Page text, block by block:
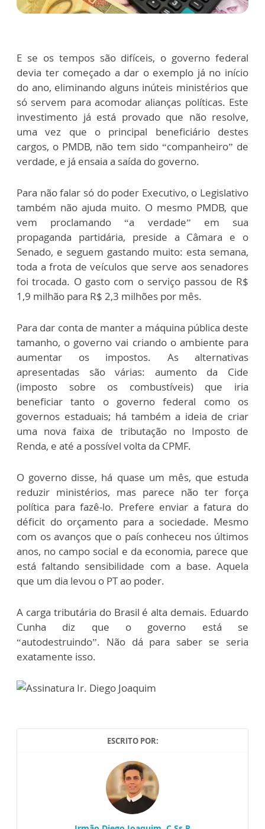
E se os tempos são difíceis, o governo federal
devia ter começado a dar o exemplo já no início
do ano, eliminando alguns inúteis ministérios que
só servem para acomodar alianças políticas. Este
investimento já está provado que não resolve,
uma vez que o principal beneficiário destes
cargos, o PMDB, não tem sido “companheiro” de
verdade, e já ensaia a saída do governo.
Para não falar só do poder Executivo, o Legislativo
também não ajuda muito. O mesmo PMDB, que
vem proclamando “a verdade” em sua
propaganda partidária, preside a Câmara e o
Senado, e seguem gastando muito: esta semana,
toda a frota de veículos que serve aos senadores
foi trocada. O gasto com o serviço passou de R$
1,9 milhão para R$ 2,3 milhões por mês.
Para dar conta de manter a máquina pública deste
tamanho, o governo vai criando o ambiente para
aumentar os impostos. As alternativas
apresentadas são várias: aumento da Cide
(imposto sobre os combustíveis) que iria
beneficiar tanto o governo federal como os
governos estaduais; há também a ideia de criar
uma nova faixa de tributação no Imposto de
Renda, e até a possível volta da CPMF.
O governo disse, há quase um mês, que estuda
reduzir ministérios, mas parece não ter força
política para fazê-lo. Prefere enviar a fatura do
déficit do orçamento para a sociedade. Mesmo
com os avanços que o país conheceu nos últimos
anos, no campo social e da economia, parece que
está faltando sensibilidade com a base. Aquela
que um dia levou o PT ao poder.
A carga tributária do Brasil é alta demais. Eduardo
Cunha diz que o governo está se
“autodestruindo”. Não dá para saber se seria
exatamente isso.
ESCRITO POR: